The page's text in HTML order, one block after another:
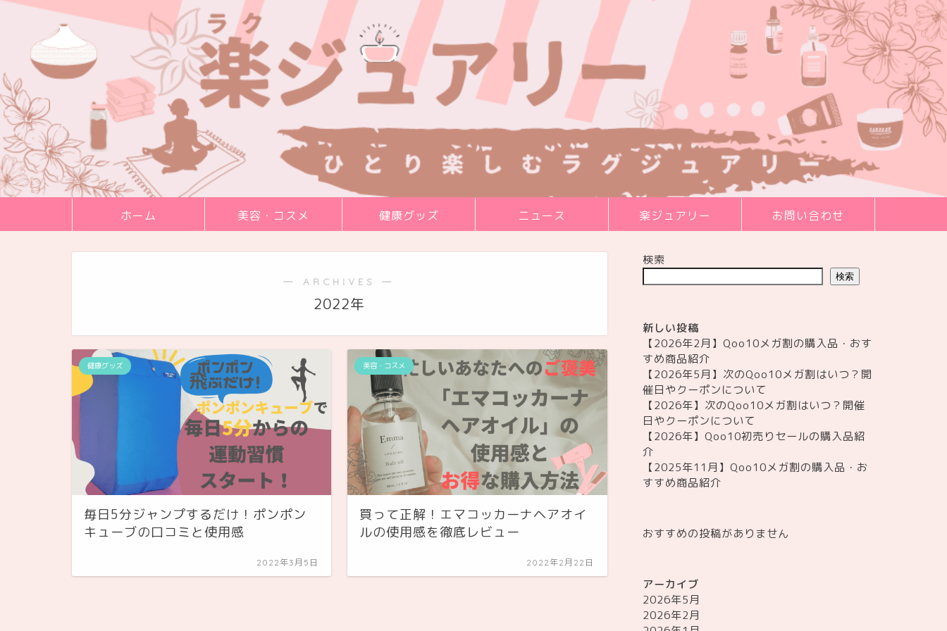
ホーム 美容・コスメ 健康グッズ ニュース 楽ジュアリー お問い合わせ
― ARCHIVES ―
2022年
健康グッズ
毎日5分ジャンプするだけ！ポンポン
キューブの口コミと使用感
2022年3月5日
美容・コスメ
買って正解！エマコッカーナヘアオイ
ルの使用感を徹底レビュー
2022年2月22日
検索
検索
新しい投稿
【2026年2月】Qoo10メガ割の購入品・おす
すめ商品紹介
【2026年5月】次のQoo10メガ割はいつ？開
催日やクーポンについて
【2026年】次のQoo10メガ割はいつ？開催
日やクーポンについて
【2026年】Qoo10初売りセールの購入品紹
介
【2025年11月】Qoo10メガ割の購入品・お
すすめ商品紹介
おすすめの投稿がありません
アーカイブ
2026年5月
2026年2月